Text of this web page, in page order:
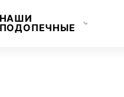
НАШИ
ПОДОПЕЧНЫЕ